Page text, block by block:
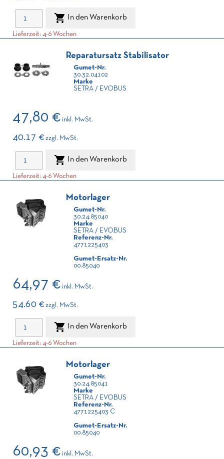
 In den Warenkorb
Lieferzeit: 4-6 Wochen
Reparatursatz Stabilisator
Gumet-Nr.
30.32.04102
Marke
SETRA / EVOBUS
47,80 € inkl. MwSt.
40.17 € zzgl. MwSt.
 In den Warenkorb
Lieferzeit: 4-6 Wochen
Motorlager
Gumet-Nr.
30.24.85040
Marke
SETRA / EVOBUS
Referenz-Nr.
4771225403
Gumet-Ersatz-Nr.
00.85040
64,97 € inkl. MwSt.
54.60 € zzgl. MwSt.
 In den Warenkorb
Lieferzeit: 4-6 Wochen
Motorlager
Gumet-Nr.
30.24.85041
Marke
SETRA / EVOBUS
Referenz-Nr.
4771225403 C
Gumet-Ersatz-Nr.
00.85040
60,93 € inkl. MwSt.